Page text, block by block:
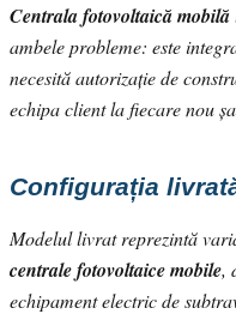
Centrala fotovoltaică mobilă
ambele probleme: este
necesită autorizație de
echipa client la fiecare nou
Configurația
Modelul livrat reprezintă
centrale fotovoltaice mobile,
echipament electric de